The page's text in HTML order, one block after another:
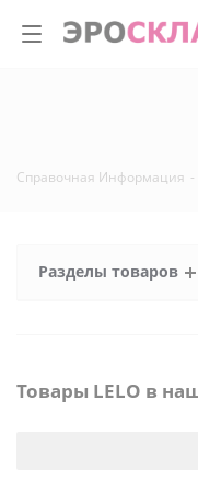
Справочная Информация -
Разделы товаров
Товары LELO в